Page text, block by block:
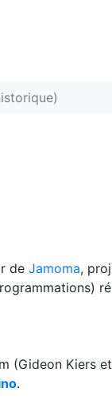
de Jamoma,
(Gideon Kiers
.